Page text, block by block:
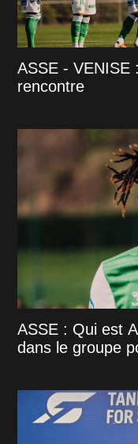
ASSE - VENISE
rencontre
ASSE : Qui est
dans le groupe